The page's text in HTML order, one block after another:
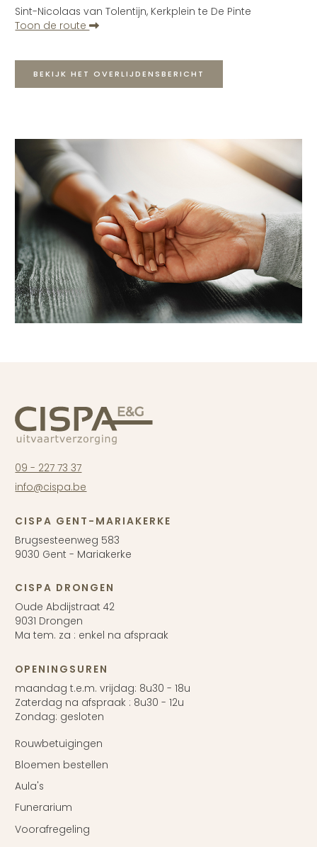
Sint-Nicolaas van Tolentijn, Kerkplein te De Pinte
Toon de route
BEKIJK HET OVERLIJDENSBERICHT
09 - 227 73 37
info@cispa.be
CISPA GENT-MARIAKERKE
Brugsesteenweg 583
9030 Gent - Mariakerke
CISPA DRONGEN
Oude Abdijstraat 42
9031 Drongen
Ma tem. za : enkel na afspraak
OPENINGSUREN
maandag t.e.m. vrijdag: 8u30 - 18u
Zaterdag na afspraak : 8u30 - 12u
Zondag: gesloten
Rouwbetuigingen
Bloemen bestellen
Aula's
Funerarium
Voorafregeling